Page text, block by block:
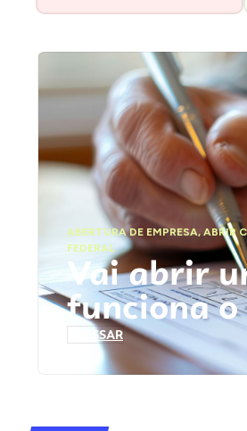
ABERTURA DE EMPRESA,ABRIR
FEDERAL
Vai abrir
funciona o
ACESSAR